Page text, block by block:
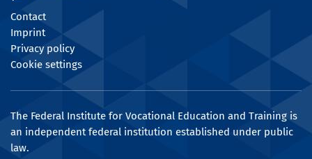
Contact
Imprint
Privacy policy
Cookie settings
The Federal Institute for Vocational Education and Training is
an independent federal institution established under public
law.